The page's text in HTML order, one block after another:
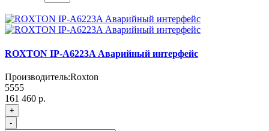
ROXTON IP-A6223A Аварийный интерфейс
Производитель:Roxton
5555
161 460 р.
+
-